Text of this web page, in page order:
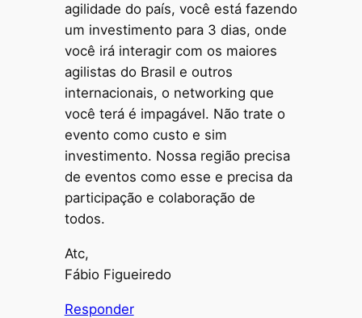
agilidade do país, você está fazendo
um investimento para 3 dias, onde
você irá interagir com os maiores
agilistas do Brasil e outros
internacionais, o networking que
você terá é impagável. Não trate o
evento como custo e sim
investimento. Nossa região precisa
de eventos como esse e precisa da
participação e colaboração de
todos.
Atc,
Fábio Figueiredo
Responder